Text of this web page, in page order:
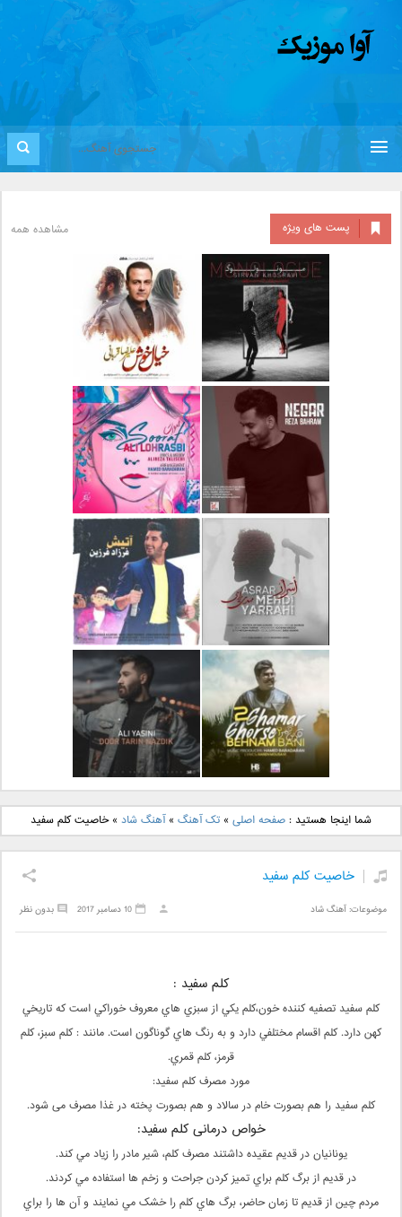
پست های ویژه مشاهده همه
دانلود آلبوم جدید سیروان
خسروی بنام مونولوگ
دانلود آهنگ جدید علیرضا
قربانی بنام خیال خوش
دانلود آهنگ جدید رضا
بهرام بنام نگار
دانلود آهنگ جدید علی
لهراسبی بنام صورت
دانلود آهنگ جدید مهدی
یراحی بنام اسرار
دانلود آهنگ جدید فرزاد
فرزین بنام آتیش
دانلود آهنگ جدید بهنام
بانی بنام قرص قمر 2
دانلود آهنگ جدید علی
یاسینی بنام دورترین نزدیک
شما اینجا هستید :صفحه اصلی »تک آهنگ »آهنگ شاد »خاصیت کلم سفید
خاصیت کلم سفید
موضوعات:آهنگ شاد بدون نظر 10 دسامبر 2017
کلم سفید :
کلم سفید تصفيه كننده خون،كلم يكي از سبزي هاي معروف خوراكي است كه تاريخي
كهن دارد. كلم اقسام مختلفي دارد و به رنگ هاي گوناگون است. مانند : كلم سبز، كلم
قرمز، كلم قمري.
مورد مصرف کلم سفید:
کلم سفید را هم بصورت خام در سالاد و هم بصورت پخته در غذا مصرف می شود.
خواص درمانی کلم سفید:
يونانيان در قديم عقيده داشتند مصرف کلم، شير مادر را زياد مي کند.
در قديم از برگ کلم براي تميز کردن جراحت و زخم ها استفاده مي کردند.
مردم چين از قديم تا زمان حاضر، برگ هاي کلم را خشک مي نمايند و آن ها را براي